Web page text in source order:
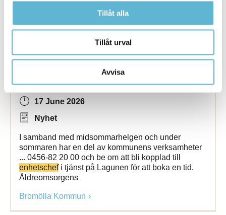
Tillåt alla
Tillåt urval
Avvisa
17 13 35 resmije.brahimi@bromolla
Bromölla Kommun
Ändrade öppettider under sommaren
17 June 2026
Nyhet
I samband med midsommarhelgen och under
sommaren har en del av kommunens verksamheter
... 0456-82 20 00 och be om att bli kopplad till
enhetschefi tjänst på Lagunen för att boka en tid.
Äldreomsorgens
Bromölla Kommun